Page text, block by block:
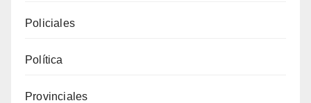
Policiales
Política
Provinciales